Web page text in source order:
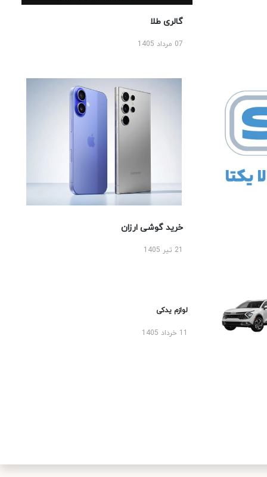
گالری طلا
07 مرداد 1405
خرید گوشی ارزان
لوازم یدکی